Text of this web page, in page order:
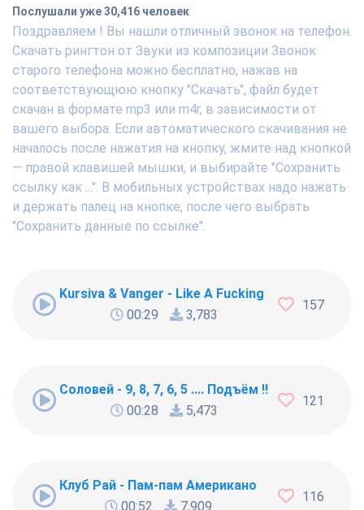
Послушали уже 30,416 человек
Поздравляем ! Вы нашли отличный звонок на телефон.
Скачать рингтон от Звуки из композиции Звонок
старого телефона можно бесплатно, нажав на
соответствующюю кнопку "Скачать", файл будет
скачан в формате mp3 или m4r, в зависимости от
вашего выбора. Если автоматического скачивания не
началось после нажатия на кнопку, жмите над кнопкой
— правой клавишей мышки, и выбирайте "Сохранить
ссылку как ...". В мобильных устройствах надо нажать
и держать палец на кнопке, после чего выбрать
"Сохранить данные по ссылке".
Kursiva & Vanger - Like A Fucking Newbie
00:29
3,783
157
Соловей - 9, 8, 7, 6, 5 .... Подъём !!!
00:28
5,473
121
Клуб Рай - Пам-пам Американо
00:52
7,909
116